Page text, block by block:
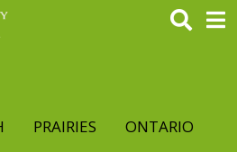
PRAIRIES
ONTARIO